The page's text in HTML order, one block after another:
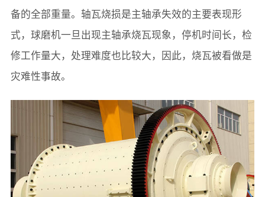
备的全部重量。轴瓦烧损是主轴承失效的主要表现形
式，球磨机一旦出现主轴承烧瓦现象，停机时间长，检
修工作量大，处理难度也比较大，因此，烧瓦被看做是
灾难性事故。